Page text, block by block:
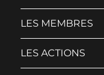
LES MEMBRES
LES ACTIONS